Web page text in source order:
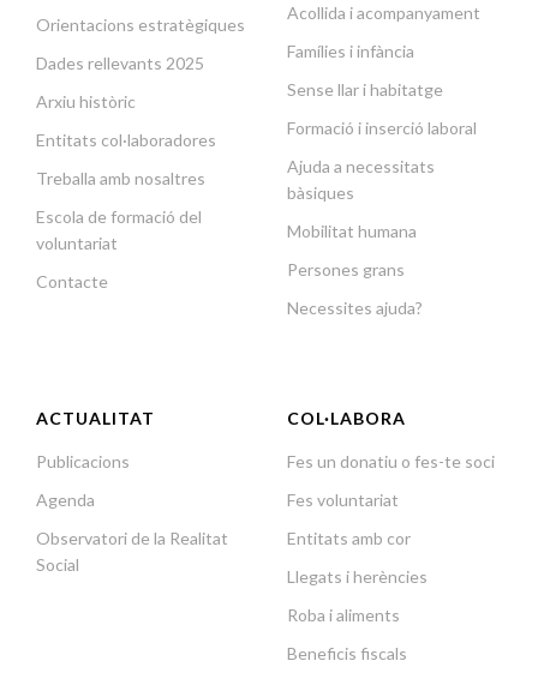
Orientacions estratègiques
Dades rellevants 2025
Arxiu històric
Entitats col·laboradores
Treballa amb nosaltres
Escola de formació del
voluntariat
Contacte
Acollida i acompanyament
Famílies i infància
Sense llar i habitatge
Formació i inserció laboral
Ajuda a necessitats
bàsiques
Mobilitat humana
Persones grans
Necessites ajuda?
ACTUALITAT
Publicacions
Agenda
Observatori de la Realitat
Social
COL·LABORA
Fes un donatiu o fes-te soci
Fes voluntariat
Entitats amb cor
Llegats i herències
Roba i aliments
Beneficis fiscals